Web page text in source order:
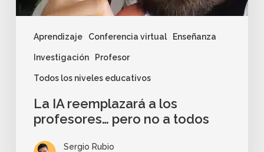
Aprendizaje Conferencia virtual Enseñanza
Investigación Profesor
Todos los niveles educativos
La IA reemplazará a los
profesores… pero no a todos
Sergio Rubio